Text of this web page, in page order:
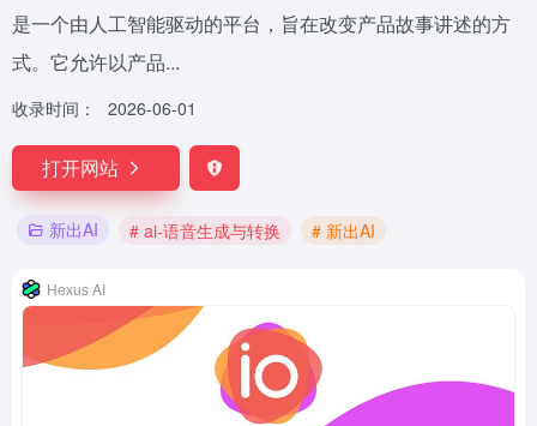
是一个由人工智能驱动的平台，旨在改变产品故事讲述的方
式。它允许以产品...
收录时间： 2026-06-01
打开网站
新出AI # ai-语音生成与转换 # 新出AI
Hexus AI